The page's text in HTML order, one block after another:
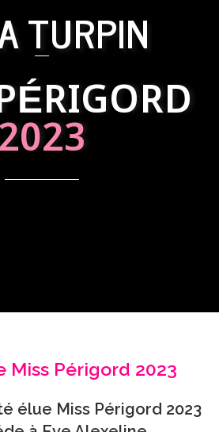
TURPIN
2023
Miss Périgord 2023
élue Miss Périgord 2023